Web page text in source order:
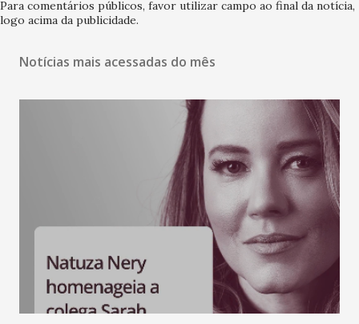
Para comentários públicos, favor utilizar campo ao final da notícia,
logo acima da publicidade.
Notícias mais acessadas do mês